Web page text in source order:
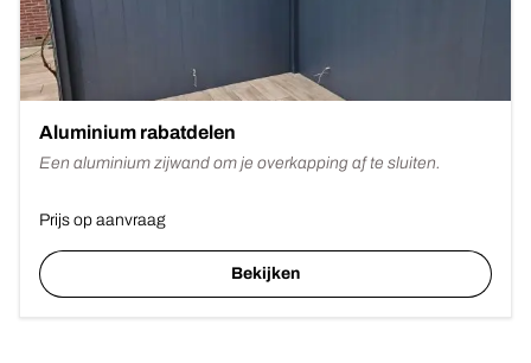
Aluminium rabatdelen
Een aluminium zijwand om je overkapping af te sluiten.
Prijs op aanvraag
Bekijken